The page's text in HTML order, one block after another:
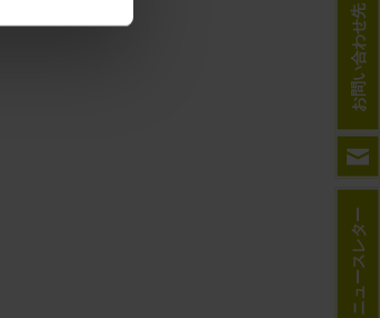
ニュースレター
お問い合わせ先